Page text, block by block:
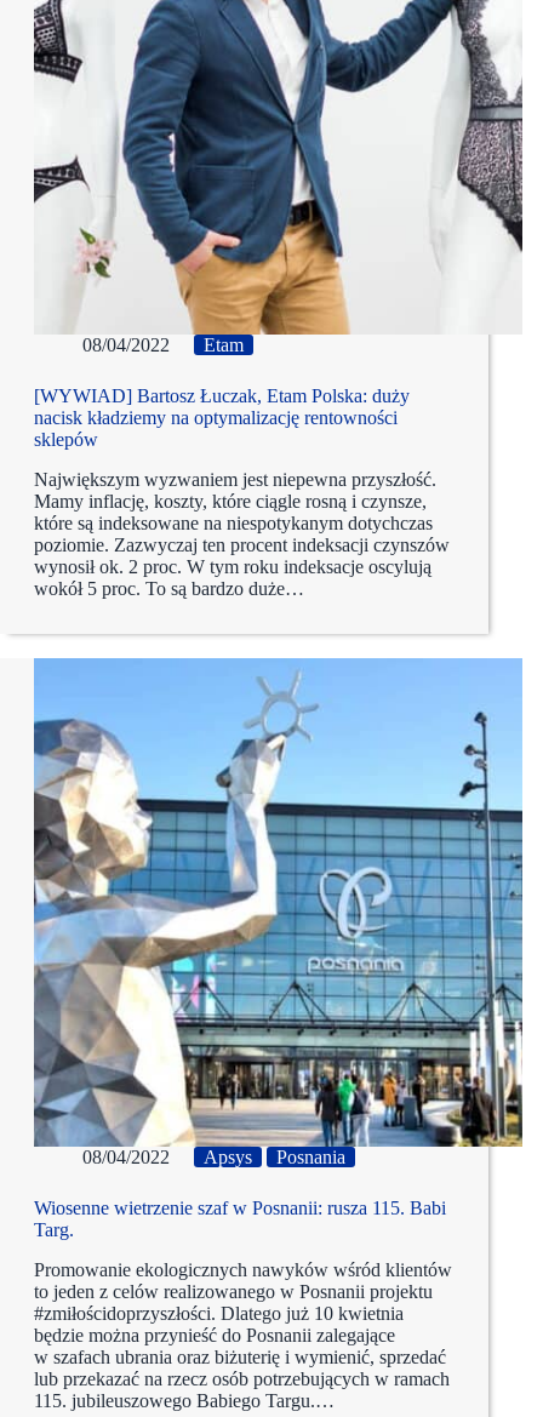
08/04/2022 Etam
[WYWIAD] Bartosz Łuczak, Etam Polska: duży
nacisk kładziemy na optymalizację rentowności
sklepów
Największym wyzwaniem jest niepewna przyszłość.
Mamy inflację, koszty, które ciągle rosną i czynsze,
które są indeksowane na niespotykanym dotychczas
poziomie. Zazwyczaj ten procent indeksacji czynszów
wynosił ok. 2 proc. W tym roku indeksacje oscylują
wokół 5 proc. To są bardzo duże…
08/04/2022 Apsys Posnania
Wiosenne wietrzenie szaf w Posnanii: rusza 115. Babi
Targ.
Promowanie ekologicznych nawyków wśród klientów
to jeden z celów realizowanego w Posnanii projektu
#zmiłościdoprzyszłości. Dlatego już 10 kwietnia
będzie można przynieść do Posnanii zalegające
w szafach ubrania oraz biżuterię i wymienić, sprzedać
lub przekazać na rzecz osób potrzebujących w ramach
115. jubileuszowego Babiego Targu.…